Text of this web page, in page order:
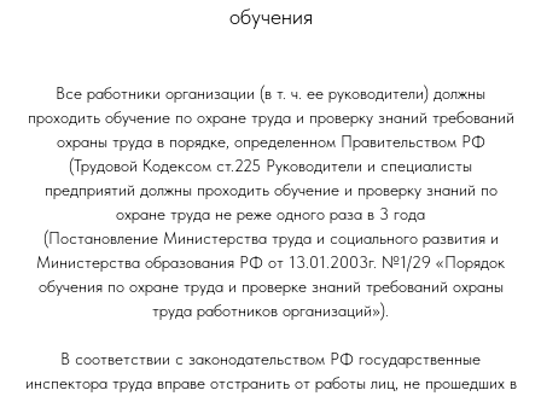
обучения
Все работники организации (в т. ч. ее руководители) должны
проходить обучение по охране труда и проверку знаний требований
охраны труда в порядке, определенном Правительством РФ
(Трудовой Кодексом ст.225 Руководители и специалисты
предприятий должны проходить обучение и проверку знаний по
охране труда не реже одного раза в 3 года
(Постановление Министерства труда и социального развития и
Министерства образования РФ от 13.01.2003г. №1/29 «Порядок
обучения по охране труда и проверке знаний требований охраны
труда работников организаций»).
В соответствии с законодательством РФ государственные
инспектора труда вправе отстранить от работы лиц, не прошедших в